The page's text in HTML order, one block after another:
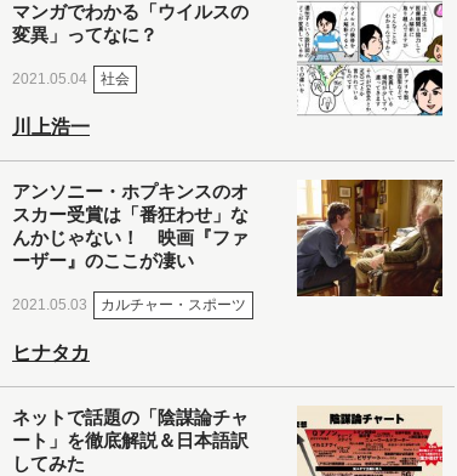
マンガでわかる「ウイルスの
変異」ってなに？
2021.05.04 社会
川上浩一
アンソニー・ホプキンスのオ
スカー受賞は「番狂わせ」な
んかじゃない！ 映画『ファ
ーザー』のここが凄い
2021.05.03 カルチャー・スポーツ
ヒナタカ
ネットで話題の「陰謀論チャ
ート」を徹底解説＆日本語訳
してみた